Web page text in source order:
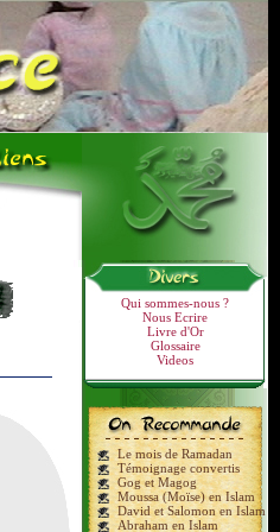
Qui sommes-nous ?
Nous Ecrire
Livre d'Or
Glossaire
Videos
Le mois de Ramadan
Témoignage convertis
Gog et Magog
Moussa (Moïse) en Islam
David et Salomon en Islam
Abraham en Islam